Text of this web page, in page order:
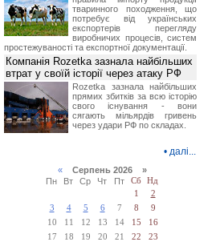
тваринного походження, що
потребує від українських
експортерів перегляду
виробничих процесів, систем
простежуваності та експортної документації.
Компанія Rozetka зазнала найбільших
втрат у своїй історії через атаку РФ
Rozetka зазнала найбільших
прямих збитків за всю історію
свого існування - вони
сягають мільярдів гривень
через удари РФ по складах.
• далі...
«Серпень 2026 »
Пн
Вт Ср Чт Пт Сб
Нд
1
2
3
4 5 6 7 8
9
10
11 12 13 14 15
16
17
18 19 20 21 22
23